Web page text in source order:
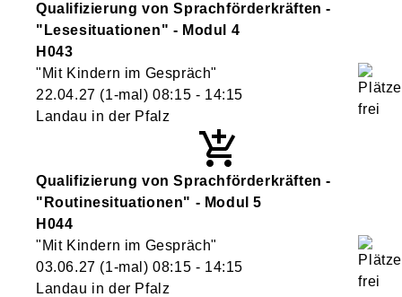
Qualifizierung von Sprachförderkräften -
"Lesesituationen" - Modul 4
H043
"Mit Kindern im Gespräch"
22.04.27 (1-mal)08:15 - 14:15
Landau in der Pfalz
Qualifizierung von Sprachförderkräften -
"Routinesituationen" - Modul 5
H044
"Mit Kindern im Gespräch"
03.06.27 (1-mal)08:15 - 14:15
Landau in der Pfalz